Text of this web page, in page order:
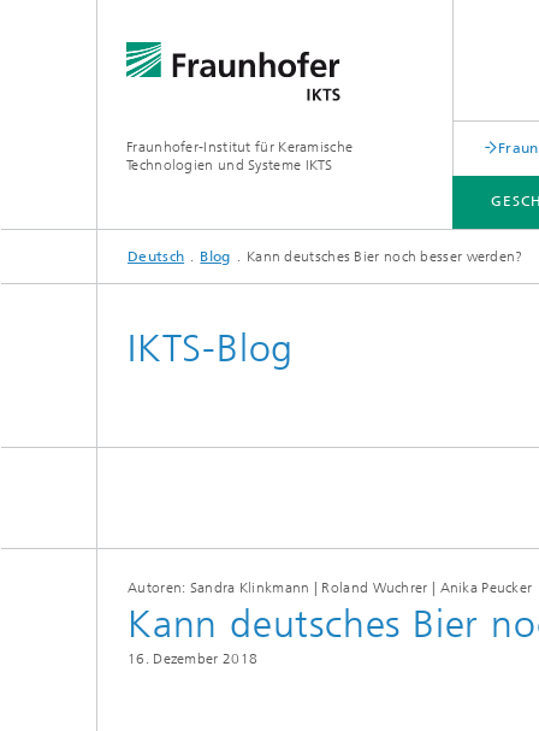
Fraunhofer-Institut für Keramische
Technologien und Systeme IKTS
GESCHÄFTSFELDER
ABTEILUNGEN
Mikroelektronik-Materialien und
Materialdaten
INDUSTRIELÖSUNGEN
MESSEN / VERANSTALTUNGEN
Security Innovation Day
Deutsch Blog Kann deutsches Bier noch besser werden?
IKTS-Blog
Autoren: Sandra Klinkmann | Roland Wuchrer | Anika Peucker
Kann deutsches Bier
16. Dezember 2018